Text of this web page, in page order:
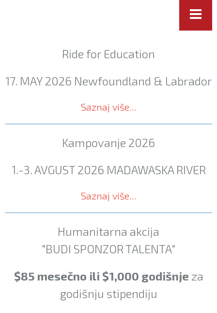
Ride for Education
17. MAY 2026 Newfoundland & Labrador
Saznaj više...
Kampovanje 2026
1.-3. AVGUST 2026 MADAWASKA RIVER
Saznaj više...
Humanitarna akcija
"BUDI SPONZOR TALENTA"
$85 mesečno ili $1,000 godišnje za
godišnju stipendiju